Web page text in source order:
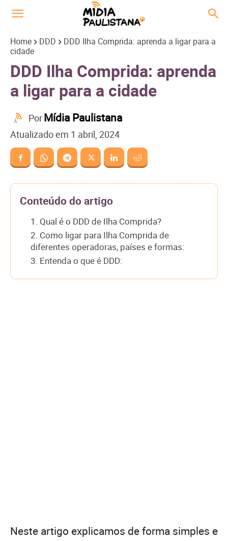
Home DDD
DDD Ilha Comprida: aprenda a ligar para a
cidade
DDD Ilha Comprida: aprenda
a ligar para a cidade
PorMídia Paulistana
Atualizado em 1 abril, 2024
Conteúdo do artigo
1. Qual é o DDD de Ilha Comprida?
2. Como ligar para Ilha Comprida de
diferentes operadoras, países e formas:
3. Entenda o que é DDD:
Neste artigo explicamos de forma simples e